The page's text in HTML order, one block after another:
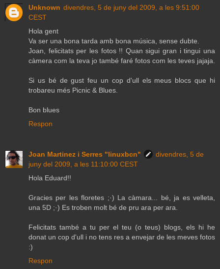
Unknown divendres, 5 de juny del 2009, a les 9:51:00
CEST
Hola gent
Va ser una bona tarda amb bona música, sense dubte.
Joan, felicitats per les fotos !! Quan sigui gran i tingui una
càmera com la teva jo també faré fotos com les teves jajaja.
Si us bé de gust feu un cop d'ull els meus blocs que hi
trobareu més Picnic & Blues.
Bon blues
Respon
Joan Martinez i Serres "linuxbcn"
divendres, 5 de
juny del 2009, a les 11:10:00 CEST
Hola Eduard!!
Gracies per les floretes ;·) La càmara... bé, ja es velleta,
una 5D ;·) Es troben molt bé de pru ara per ara.
Felicitats també a tu per el teu (o teus) blogs, els hi he
donat un cop d'ull i no tens res a envejar de les meves fotos
:)
Respon